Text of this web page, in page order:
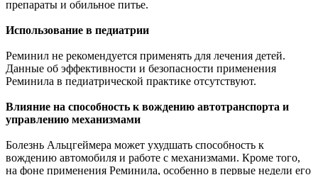
препараты и обильное питье.
Использование в педиатрии
Реминил не рекомендуется применять для лечения детей.
Данные об эффективности и безопасности применения
Реминила в педиатрической практике отсутствуют.
Влияние на способность к вождению автотранспорта и
управлению механизмами
Болезнь Альцгеймера может ухудшать способность к
вождению автомобиля и работе с механизмами. Кроме того,
на фоне применения Реминила, особенно в первые недели его